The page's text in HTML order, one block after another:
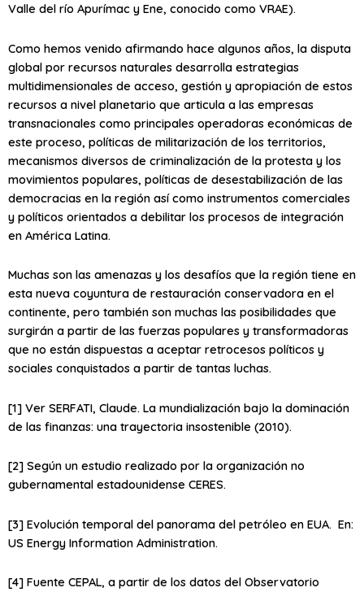
Valle del río Apurímac y Ene, conocido como VRAE).
Como hemos venido afirmando hace algunos años, la disputa
global por recursos naturales desarrolla estrategias
multidimensionales de acceso, gestión y apropiación de estos
recursos a nivel planetario que articula a las empresas
transnacionales como principales operadoras económicas de
este proceso, políticas de militarización de los territorios,
mecanismos diversos de criminalización de la protesta y los
movimientos populares, políticas de desestabilización de las
democracias en la región así como instrumentos comerciales
y políticos orientados a debilitar los procesos de integración
en América Latina.
Muchas son las amenazas y los desafíos que la región tiene en
esta nueva coyuntura de restauración conservadora en el
continente, pero también son muchas las posibilidades que
surgirán a partir de las fuerzas populares y transformadoras
que no están dispuestas a aceptar retrocesos políticos y
sociales conquistados a partir de tantas luchas.
[1] Ver SERFATI, Claude. La mundialización bajo la dominación
de las finanzas: una trayectoria insostenible (2010).
[2] Según un estudio realizado por la organización no
gubernamental estadounidense CERES.
[3] Evolución temporal del panorama del petróleo en EUA. En:
US Energy Information Administration.
[4] Fuente CEPAL, a partir de los datos del Observatorio